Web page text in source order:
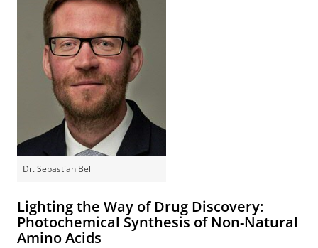
Dr. Sebastian Bell
Lighting the Way of Drug Discovery:
Photochemical Synthesis of Non-Natural
Amino Acids